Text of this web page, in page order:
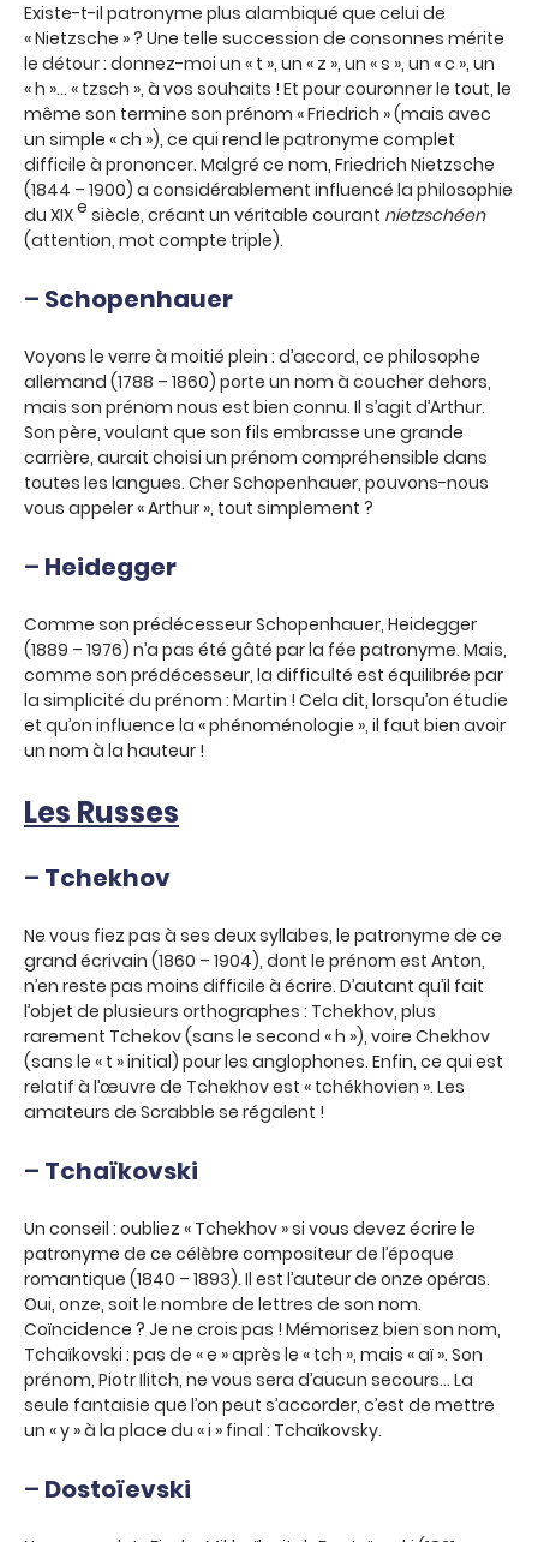
Existe-t-il patronyme plus alambiqué que celui de
« Nietzsche » ? Une telle succession de consonnes mérite
le détour : donnez-moi un « t », un « z », un « s », un « c », un
« h »… « tzsch », à vos souhaits ! Et pour couronner le tout, le
même son termine son prénom « Friedrich » (mais avec
un simple « ch »), ce qui rend le patronyme complet
difficile à prononcer. Malgré ce nom, Friedrich Nietzsche
(1844 – 1900) a considérablement influencé la philosophie
du XIXe siècle, créant un véritable courant nietzschéen
(attention, mot compte triple).
– Schopenhauer
Voyons le verre à moitié plein : d’accord, ce philosophe
allemand (1788 – 1860) porte un nom à coucher dehors,
mais son prénom nous est bien connu. Il s’agit d’Arthur.
Son père, voulant que son fils embrasse une grande
carrière, aurait choisi un prénom compréhensible dans
toutes les langues. Cher Schopenhauer, pouvons-nous
vous appeler « Arthur », tout simplement ?
– Heidegger
Comme son prédécesseur Schopenhauer, Heidegger
(1889 – 1976) n’a pas été gâté par la fée patronyme. Mais,
comme son prédécesseur, la difficulté est équilibrée par
la simplicité du prénom : Martin ! Cela dit, lorsqu’on étudie
et qu’on influence la « phénoménologie », il faut bien avoir
un nom à la hauteur !
Les Russes
– Tchekhov
Ne vous fiez pas à ses deux syllabes, le patronyme de ce
grand écrivain (1860 – 1904), dont le prénom est Anton,
n’en reste pas moins difficile à écrire. D’autant qu’il fait
l’objet de plusieurs orthographes : Tchekhov, plus
rarement Tchekov (sans le second « h »), voire Chekhov
(sans le « t » initial) pour les anglophones. Enfin, ce qui est
relatif à l’œuvre de Tchekhov est « tchékhovien ». Les
amateurs de Scrabble se régalent !
– Tchaïkovski
Un conseil : oubliez « Tchekhov » si vous devez écrire le
patronyme de ce célèbre compositeur de l’époque
romantique (1840 – 1893). Il est l’auteur de onze opéras.
Oui, onze, soit le nombre de lettres de son nom.
Coïncidence ? Je ne crois pas ! Mémorisez bien son nom,
Tchaïkovski : pas de « e » après le « tch », mais « aï ». Son
prénom, Piotr Ilitch, ne vous sera d’aucun secours… La
seule fantaisie que l’on peut s’accorder, c’est de mettre
un « y » à la place du « i » final : Tchaïkovsky.
– Dostoïevski